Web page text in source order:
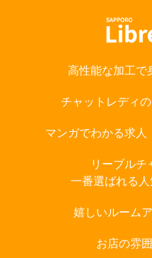
高性能な加工で
チャットレディ
マンガでわかる求人
リーブルチ
一番選ばれる
嬉しいルーム
お店の雰